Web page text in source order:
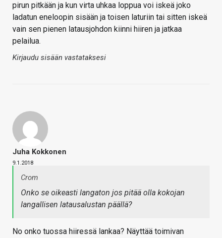
pirun pitkään ja kun virta uhkaa loppua voi iskeä joko
ladatun eneloopin sisään ja toisen laturiin tai sitten iskeä
vain sen pienen latausjohdon kiinni hiiren ja jatkaa
pelailua.
Kirjaudu sisään vastataksesi
Juha Kokkonen
9.1.2018
Crom
Onko se oikeasti langaton jos pitää olla kokojan
langallisen latausalustan päällä?
No onko tuossa hiiressä lankaa? Näyttää toimivan